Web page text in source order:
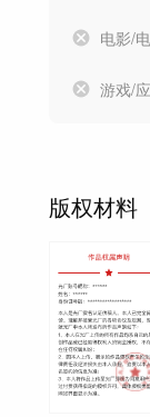
电影/
游戏/
版权材料